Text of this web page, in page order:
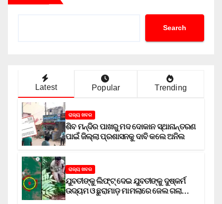
Search
Latest Popular Trending
ରାଜ୍ୟ ଖବର
ଶିବ ମନ୍ଦିର ପାଖରୁ ମଦ ଦୋକାନ ସ୍ଥାନାନ୍ତରଣ
ପାଇଁ ଜିଲ୍ଲା ପ୍ରଶାସନକୁ ଦାବି କଲେ ଅନିଲ
ରାଜ୍ୟ ଖବର
ଯୁବତୀଙ୍କୁ ଲିଫ୍‌ଟ୍‌ ଦେଇ ଯୁବତୀଙ୍କୁ ଦୁଷ୍କର୍ମ
ଉଦ୍ୟମ ଓ ଛୁରାମାଡ଼ ମାମଲାରେ ଜେଲ ଗଲା